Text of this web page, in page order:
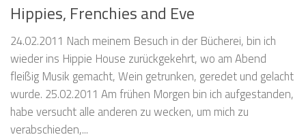
Hippies, Frenchies and Eve
24.02.2011 Nach meinem Besuch in der Bücherei, bin ich
wieder ins Hippie House zurückgekehrt, wo am Abend
fleißig Musik gemacht, Wein getrunken, geredet und gelacht
wurde. 25.02.2011 Am frühen Morgen bin ich aufgestanden,
habe versucht alle anderen zu wecken, um mich zu
verabschieden,...